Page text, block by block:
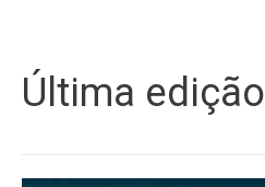
Última edição